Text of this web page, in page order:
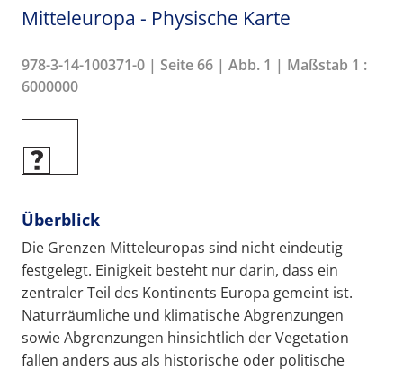
Mitteleuropa - Physische Karte
978-3-14-100371-0 | Seite 66 | Abb. 1 | Maßstab 1 :
6000000
Überblick
Die Grenzen Mitteleuropas sind nicht eindeutig
festgelegt. Einigkeit besteht nur darin, dass ein
zentraler Teil des Kontinents Europa gemeint ist.
Naturräumliche und klimatische Abgrenzungen
sowie Abgrenzungen hinsichtlich der Vegetation
fallen anders aus als historische oder politische